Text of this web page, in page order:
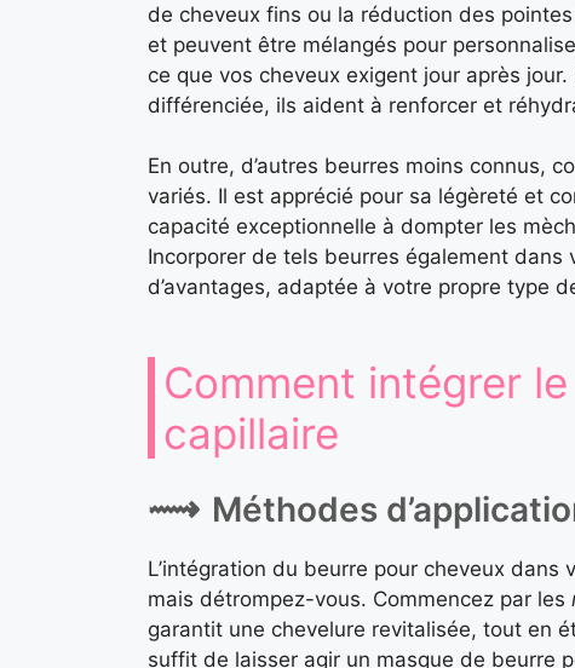
de cheveux fins ou la réduction des
et peuvent être mélangés pour
ce que vos cheveux exigent jour après
différenciée, ils aident à renforcer et
En outre, d’autres beurres moins connus,
variés. Il est apprécié pour sa légèreté et
capacité exceptionnelle à dompter les
Incorporer de tels beurres également
d’avantages, adaptée à votre propre type
Comment intégrer
capillaire
Méthodes
L’intégration du beurre pour cheveux
mais détrompez-vous. Commencez par les
garantit une chevelure revitalisée, tout en
suffit de laisser agir un masque de beurre